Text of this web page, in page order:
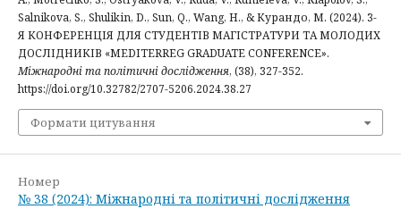
Salnikova, S., Shulikin, D., Sun, Q., Wang, H., & Курандо, М. (2024). 3-
Я КОНФЕРЕНЦІЯ ДЛЯ СТУДЕНТІВ МАГІСТРАТУРИ ТА МОЛОДИХ
ДОСЛІДНИКІВ «MEDITERREG GRADUATE CONFERENCE».
Міжнародні та політичні дослідження, (38), 327-352.
https://doi.org/10.32782/2707-5206.2024.38.27
Формати цитування
Номер
№ 38 (2024): Міжнародні та політичні дослідження